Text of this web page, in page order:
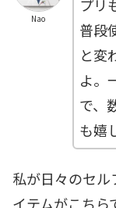
Nao
プリ
普段
と変
よ。
で、
も嬉
私が日々のセ
イテムがこちら